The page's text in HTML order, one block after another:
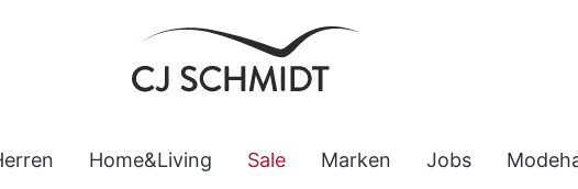
Home&Living Sale Marken Jobs